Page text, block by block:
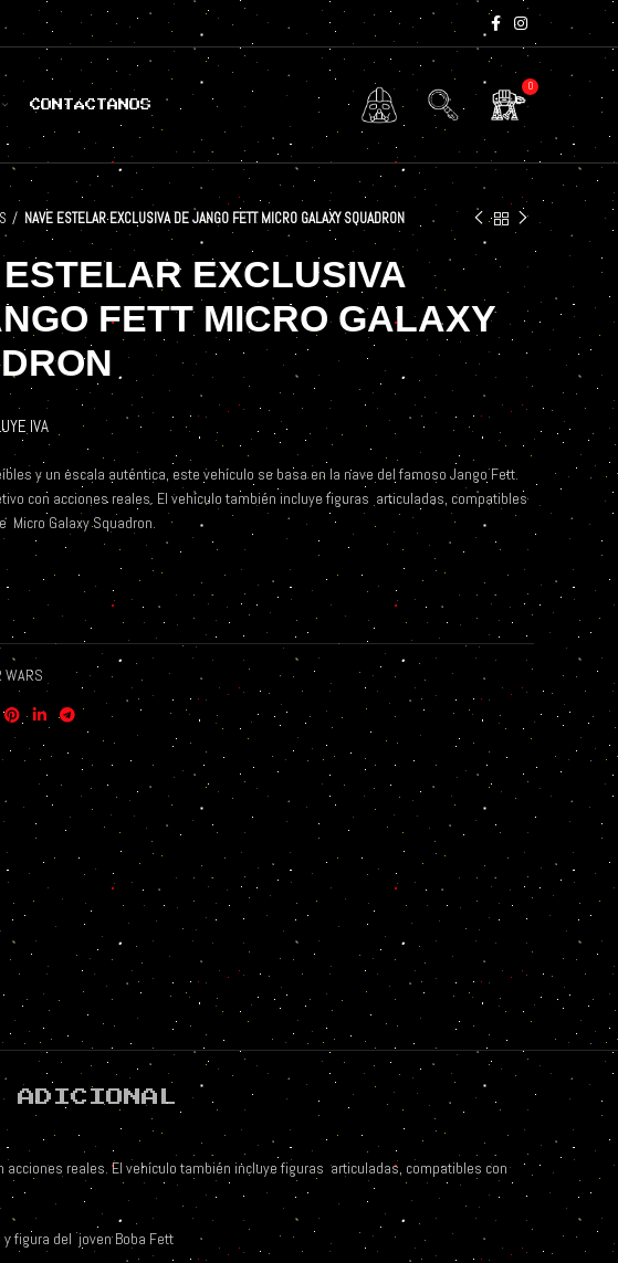
CONTÁCTANOS
0
NAVE ESTELAR EXCLUSIVA DE JANGO FETT MICRO GALAXY SQUADRON
EXCLUSIVA
FETT MICRO GALAXY
IVA
y un escala auténtica, este vehículo se basa en la nave del famoso Jango Fett.
con acciones reales. El vehículo también incluye figuras articuladas, compatibles
Micro Galaxy Squadron.
WARS
ADICIONAL
reales. El vehículo también incluye figuras articuladas, compatibles con
figura del joven Boba Fett